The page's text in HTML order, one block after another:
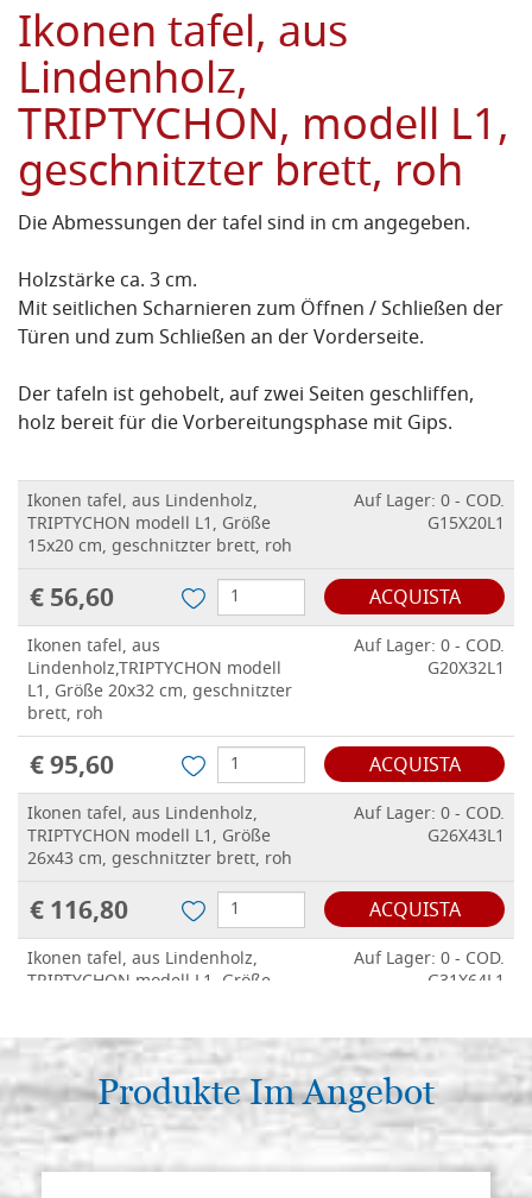
Ikonen tafel, aus
Lindenholz,
TRIPTYCHON, modell L1,
geschnitzter brett, roh
Die Abmessungen der tafel sind in cm angegeben.
Holzstärke ca. 3 cm.
Mit seitlichen Scharnieren zum Öffnen / Schließen der
Türen und zum Schließen an der Vorderseite.
Der tafeln ist gehobelt, auf zwei Seiten geschliffen,
holz bereit für die Vorbereitungsphase mit Gips.
Ikonen tafel, aus Lindenholz,
TRIPTYCHON modell L1, Größe
15x20 cm, geschnitzter brett, roh
Auf Lager: 0 - COD.
G15X20L1
€ 56,60 ACQUISTA
Ikonen tafel, aus
Lindenholz,TRIPTYCHON modell
L1, Größe 20x32 cm, geschnitzter
brett, roh
Auf Lager: 0 - COD.
G20X32L1
€ 95,60 ACQUISTA
Ikonen tafel, aus Lindenholz,
TRIPTYCHON modell L1, Größe
26x43 cm, geschnitzter brett, roh
Auf Lager: 0 - COD.
G26X43L1
€ 116,80 ACQUISTA
Ikonen tafel, aus Lindenholz,
TRIPTYCHON modell L1, Größe
Auf Lager: 0 - COD.
G31X64L1
€ 179,40 ACQUISTA
Ikonen tafel, aus Lindenholz,
TRIPTYCHON modell L1, Größe
32x40 cm, geschnitzter brett, roh
Auf Lager: 0 - COD.
Produkte Im Angebot